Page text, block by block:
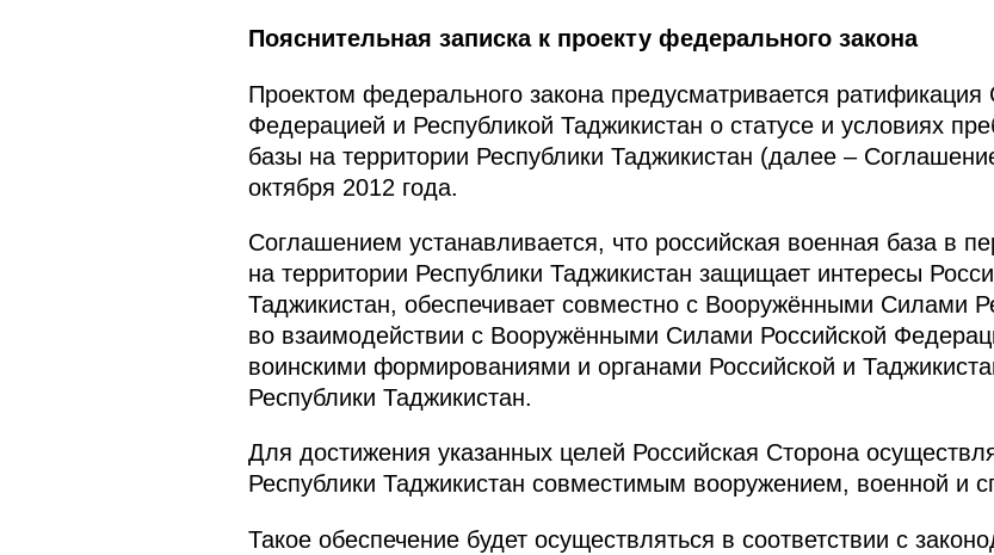
Пояснительная записка к проекту федерального закона
Проектом федерального закона предусматривается
Федерацией и Республикой Таджикистан о статусе и условиях
базы на территории Республики Таджикистан (далее –
октября 2012 года.
Соглашением устанавливается, что российская военная база в
на территории Республики Таджикистан защищает интересы
Таджикистан, обеспечивает совместно с Вооружёнными Силами
во взаимодействии с Вооружёнными Силами Российской
воинскими формированиями и органами Российской и
Республики Таджикистан.
Для достижения указанных целей Российская Сторона
Республики Таджикистан совместимым вооружением, военной и
Такое обеспечение будет осуществляться в соответствии с